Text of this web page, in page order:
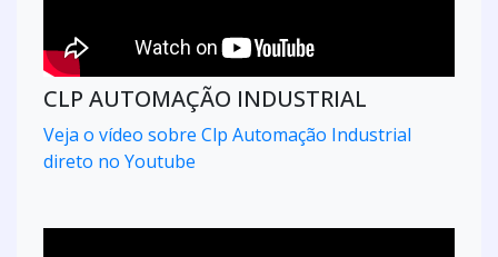
CLP AUTOMAÇÃO INDUSTRIAL
Veja o vídeo sobre Clp Automação Industrial
direto no Youtube